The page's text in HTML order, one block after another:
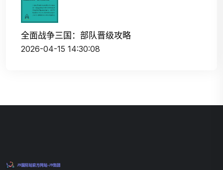
全面战争三国：部队晋级攻略
2026-04-15 14:30:08